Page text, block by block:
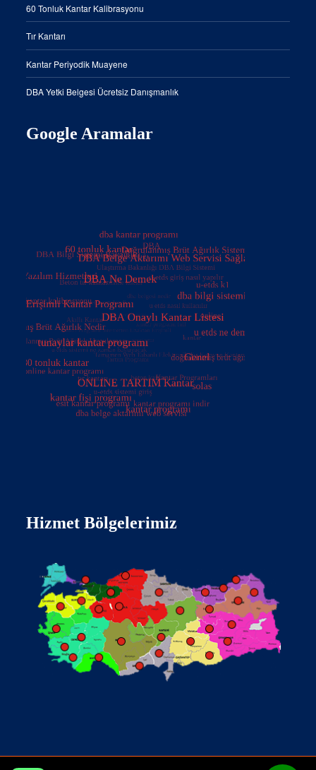
60 Tonluk Kantar Kalibrasyonu
Tır Kantarı
Kantar Periyodik Muayene
DBA Yetki Belgesi Ücretsiz Danışmanlık
Google Aramalar
Hizmet Bölgelerimiz